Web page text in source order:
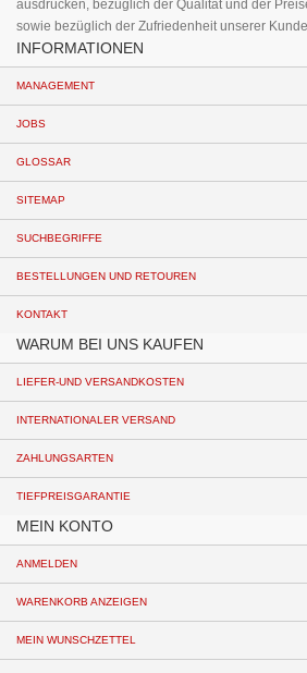
ausdrücken, bezüglich der Qualität und der
sowie bezüglich der Zufriedenheit unserer
INFORMATIONEN
MANAGEMENT
JOBS
GLOSSAR
SITEMAP
SUCHBEGRIFFE
BESTELLUNGEN UND RETOUREN
KONTAKT
WARUM BEI UNS KAUFEN
LIEFER-UND VERSANDKOSTEN
INTERNATIONALER VERSAND
ZAHLUNGSARTEN
TIEFPREISGARANTIE
MEIN KONTO
ANMELDEN
WARENKORB ANZEIGEN
MEIN WUNSCHZETTEL